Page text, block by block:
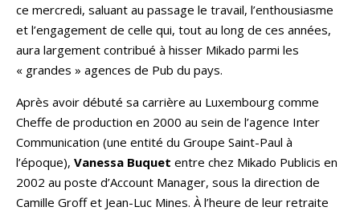
ce mercredi, saluant au passage le travail, l’enthousiasme
et l’engagement de celle qui, tout au long de ces années,
aura largement contribué à hisser Mikado parmi les
« grandes » agences de Pub du pays.
Après avoir débuté sa carrière au Luxembourg comme
Cheffe de production en 2000 au sein de l’agence Inter
Communication (une entité du Groupe Saint-Paul à
l’époque), Vanessa Buquet entre chez Mikado Publicis en
2002 au poste d’Account Manager, sous la direction de
Camille Groff et Jean-Luc Mines. À l’heure de leur retraite